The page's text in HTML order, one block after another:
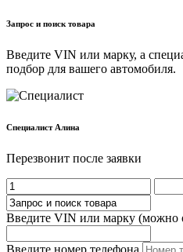
Запрос и поиск товара
Введите VIN или марку, а
подбор для вашего автомобиля.
Cпециалист Алина
Перезвонит после заявки
Введите VIN или марку (можно